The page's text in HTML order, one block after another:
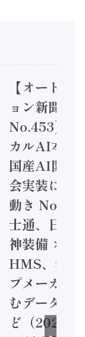
【オートメ
ョン新聞
No.453】フ
カルAI本格
国産AI開発
会実装に活
動き
士通、日立
神装備 ×
HMS、老舗
プメーカー
むデータ活
ど（2026年